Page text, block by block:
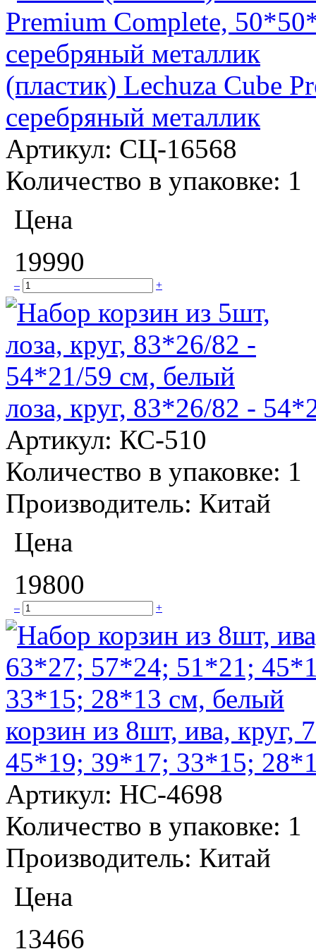
(пластик) Lechuza Cube
серебряный металлик
Артикул: СЦ-16568
Количество в упаковке: 1
Цена
19990
– +
лоза, круг, 83*26/82 -
Артикул: КС-510
Количество в упаковке: 1
Производитель: Китай
Цена
19800
– +
корзин из 8шт, ива,
45*19; 39*17; 33*15;
Артикул: НС-4698
Количество в упаковке: 1
Производитель: Китай
Цена
13466